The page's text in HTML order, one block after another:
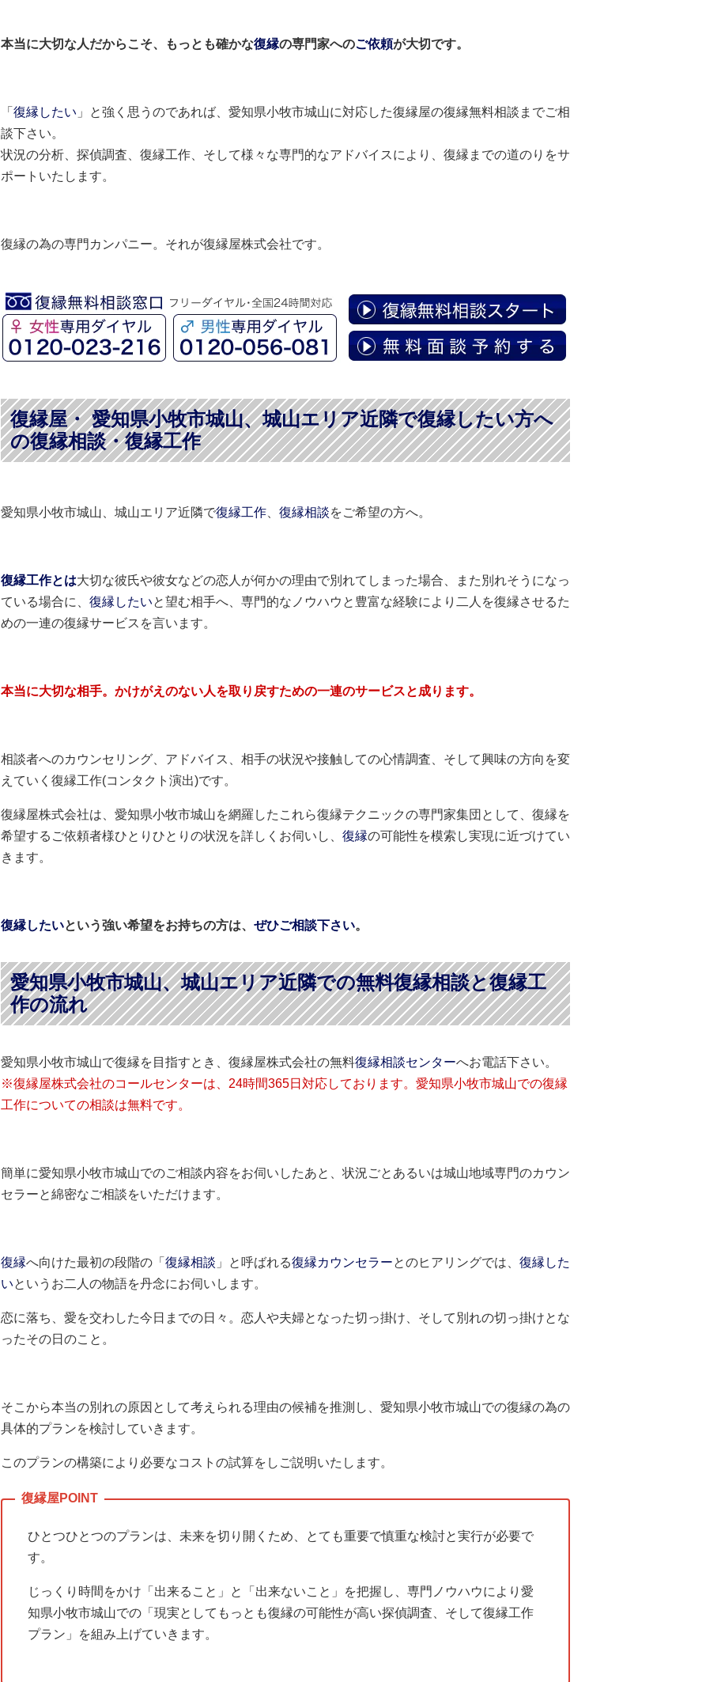
本当に大切な人だからこそ、もっとも確かな復縁の専門家へのご依頼が大切です。
「 復縁したい 」と強く思うのであれば、愛知県小牧市城山に対応した復縁屋の復縁無料相談までご相
談下さい。
状況の分析、探偵調査、復縁工作、そして様々な専門的なアドバイスにより、復縁までの道のりをサ
ポートいたします。
復縁の為の専門カンパニー。それが復縁屋株式会社です。
復縁屋・ 愛知県小牧市城山、城山エリア近隣で復縁したい方へ
の復縁相談・復縁工作
愛知県小牧市城山、城山エリア近隣で復縁工作 復縁相談をご希望の方へ。
復縁工作とは大切な彼氏や彼女などの恋人が何かの理由で別れてしまった場合、また別れそうになっ
ている場合に、 復縁したいと望む相手へ、専門的なノウハウと豊富な経験により二人を復縁させるた
めの一連の復縁サービスを言います。
本当に大切な相手。かけがえのない人を取り戻すための一連のサービスと成ります。
相談者へのカウンセリング、アドバイス、相手の状況や接触しての心情調査、そして興味の方向を変
えていく復縁工作(コンタクト演出)です。
復縁屋株式会社は、愛知県小牧市城山を網羅したこれら復縁テクニックの専門家集団として、復縁を
希望するご依頼者様ひとりひとりの状況を詳しくお伺いし、 復縁の可能性を模索し実現に近づけてい
きます。
復縁したいという強い希望をお持ちの方は、 ぜひご相談下さい。
愛知県小牧市城山、城山エリア近隣での無料復縁相談と復縁工
作の流れ
愛知県小牧市城山で復縁を目指すとき、復縁屋株式会社の無料復縁相談センターへお電話下さい。
※復縁屋株式会社のコールセンターは、24時間365日対応しております。愛知県小牧市城山での復縁
工作についての相談は無料です。
簡単に愛知県小牧市城山でのご相談内容をお伺いしたあと、状況ごとあるいは城山地域専門のカウン
セラーと綿密なご相談をいただけます。
復縁へ向けた最初の段階の「 復縁相談 」と呼ばれる復縁カウンセラーとのヒアリングでは、 復縁した
いというお二人の物語を丹念にお伺いします。
恋に落ち、愛を交わした今日までの日々。恋人や夫婦となった切っ掛け、そして別れの切っ掛けとな
ったその日のこと。
そこから本当の別れの原因として考えられる理由の候補を推測し、愛知県小牧市城山での復縁の為の
具体的プランを検討していきます。
このプランの構築により必要なコストの試算をしご説明いたします。
ひとつひとつのプランは、未来を切り開くため、とても重要で慎重な検討と実行が必要で
す。
じっくり時間をかけ「出来ること」と「出来ないこと」を把握し、専門ノウハウにより愛
知県小牧市城山での「現実としてもっとも復縁の可能性が高い探偵調査、そして復縁工作
プラン」を組み上げていきます。